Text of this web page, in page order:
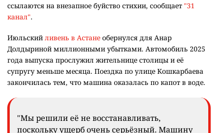
ссылаются на внезапное буйство стихии, сообщает "31
канал".
Июльский ливень в Астане обернулся для Анар
Долдыриной миллионными убытками. Автомобиль 2025
года выпуска прослужил жительнице столицы и её
супругу меньше месяца. Поездка по улице Кошкарбаева
закончилась тем, что машина оказалась по капот в воде.
"Мы решили её не восстанавливать,
поскольку ущерб очень серьёзный. Машину